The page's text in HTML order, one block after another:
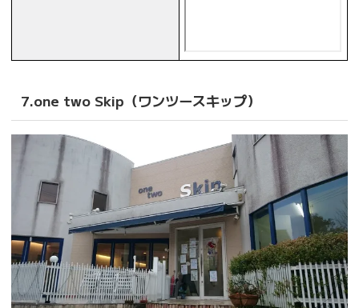
7.one two Skip（ワンツースキップ）